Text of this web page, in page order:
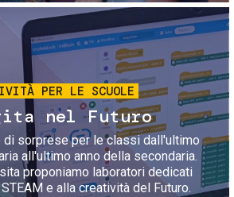
Immagine
PER LE SCUOLE
nel Futuro
di sorprese per le classi dall'ultimo
all'ultimo anno della secondaria.
proponiamo laboratori dedicati
e alla creatività del Futuro.